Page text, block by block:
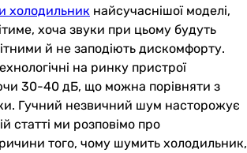
холодильник найсучаснішої моделі,
хоча звуки при цьому будуть
й не заподіють дискомфорту.
на ринку пристрої
30-40 дБ, що можна порівняти з
Гучний незвичний шум насторожує
статті ми розповімо про
того, чому шумить холодильник,